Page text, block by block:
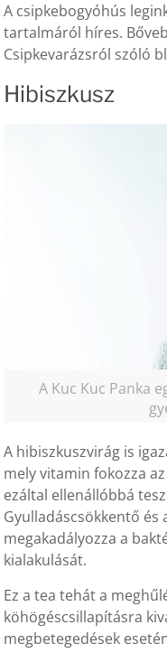
A csipkebogyóhús
tartalmáról híres.
Csipkevarázsról szóló
Hibiszkusz
A Kuc Kuc Panka
A hibiszkuszvirág is
mely vitamin fokozza
ezáltal ellenállóbbá
Gyulladáscsökkentő
megakadályozza a
kialakulását.
Ez a tea tehát a
köhögéscsillapításra
megbetegedések